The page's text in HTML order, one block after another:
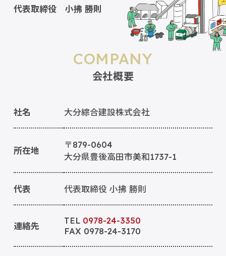
代表取締役 小拂 勝則
COMPANY
会社概要
社名 大分綜合建設株式会社
所在地
〒879-0604
大分県豊後高田市美和1737-1
代表 代表取締役 小拂 勝則
連絡先
TEL 0978-24-3350
FAX 0978-24-3170